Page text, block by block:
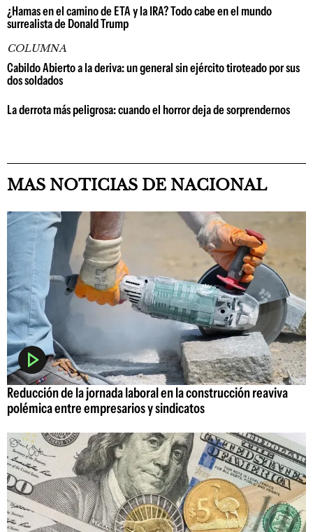
¿Hamas en el camino de ETA y la IRA? Todo cabe en el mundo
surrealista de Donald Trump
COLUMNA
Cabildo Abierto a la deriva: un general sin ejército tiroteado por sus
dos soldados
La derrota más peligrosa: cuando el horror deja de sorprendernos
MAS NOTICIAS DE NACIONAL
Reducción de la jornada laboral en la construcción reaviva
polémica entre empresarios y sindicatos